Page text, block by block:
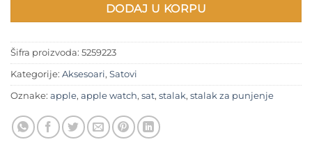
DODAJ U KORPU
Šifra proizvoda: 5259223
Kategorije: Aksesoari, Satovi
Oznake: apple, apple watch, sat, stalak, stalak za punjenje